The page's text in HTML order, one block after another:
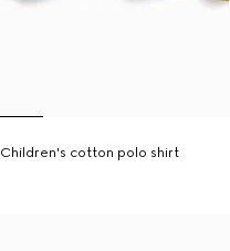
Children's cotton polo shirt